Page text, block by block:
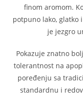
finom aromom.
potpuno lako, glatko
je jezgro
Pokazuje znatno
tolerantnost na
poređenju sa
standardnu i